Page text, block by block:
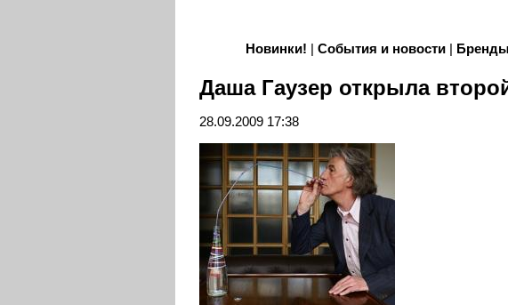
Новинки! События и новости| Бренды
Даша Гаузер открыла
28.09.2009 17:38